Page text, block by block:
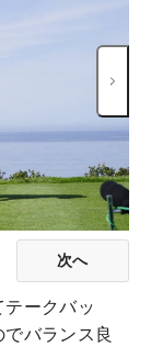
次へ
ークバッ
バランス良